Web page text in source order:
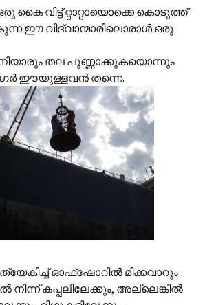
കൈ വിട്ട് റ്റാറ്റായൊക്കെ കൊടുത്ത്
ഈ വിദ്വാന്മാരിലൊരാള്‍ ഒരു
തല പുണ്ണാക്കുകയൊന്നും
ഈയുള്ളവന്‍ തന്നെ.
ഓഫ്ഷോറില്‍ മിക്കവാറും
കപ്പലിലേക്കും, അല്ലെങ്കില്‍